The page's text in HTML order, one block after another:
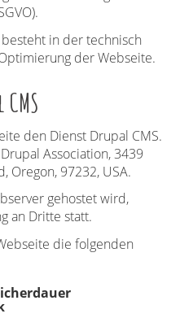
in der technisch
der Webseite.
den Dienst Drupal CMS.
Association, 3439
Oregon, 97232, USA.
gehostet wird,
an Dritte statt.
die folgenden